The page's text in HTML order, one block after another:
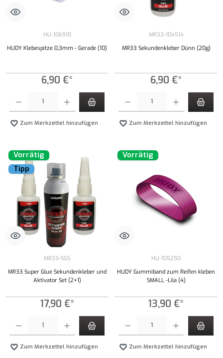
HU-106910
HUDY Klebespitze 0,3mm - Gerade (10)
6,90 €*
Zum Merkzettel hinzufügen
MR33-104514
MR33 Sekundenkleber Dünn (20g)
6,90 €*
Zum Merkzettel hinzufügen
Vorrätig
Tipp
MR33-SGS
MR33 Super Glue Sekundenkleber und
Aktivator Set (2+1)
17,90 €*
Zum Merkzettel hinzufügen
Vorrätig
HU-105250
HUDY Gummiband zum Reifen kleben
SMALL -Lila (4)
13,90 €*
Zum Merkzettel hinzufügen